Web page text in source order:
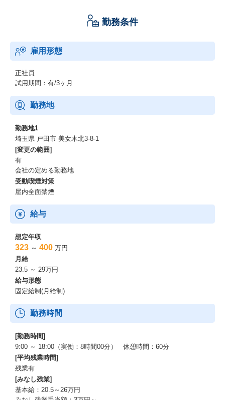
勤務条件
雇用形態
正社員
試用期間：有/3ヶ月
勤務地
勤務地1
埼玉県 戸田市 美女木北3-8-1
[変更の範囲]
有
会社の定める勤務地
受動喫煙対策
屋内全面禁煙
給与
想定年収
323 ～ 400 万円
月給
23.5 ～ 29万円
給与形態
固定給制(月給制)
勤務時間
[勤務時間]
9:00 ～ 18:00（実働：8時間00分） 休憩時間：60分
[平均残業時間]
残業有
[みなし残業]
基本給：20.5～26万円